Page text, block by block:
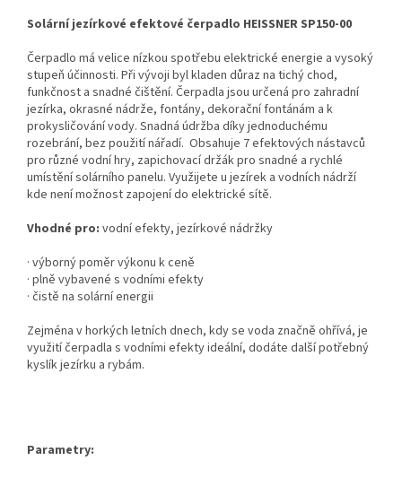
Solární jezírkové efektové čerpadlo HEISSNER SP150-00
Čerpadlo má velice nízkou spotřebu elektrické energie a vysoký
stupeň účinnosti. Při vývoji byl kladen důraz na tichý chod,
funkčnost a snadné čištění. Čerpadla jsou určená pro zahradní
jezírka, okrasné nádrže, fontány, dekorační fontánám a k
prokysličování vody. Snadná údržba díky jednoduchému
rozebrání, bez použití nářadí. Obsahuje 7 efektových nástavců
pro různé vodní hry, zapichovací držák pro snadné a rychlé
umístění solárního panelu. Využijete u jezírek a vodních nádrží
kde není možnost zapojení do elektrické sítě.
Vhodné pro: vodní efekty, jezírkové nádržky
· výborný poměr výkonu k ceně
· plně vybavené s vodními efekty
· čistě na solární energii
Zejména v horkých letních dnech, kdy se voda značně ohřívá, je
využití čerpadla s vodními efekty ideální, dodáte další potřebný
kyslík jezírku a rybám.
Parametry: